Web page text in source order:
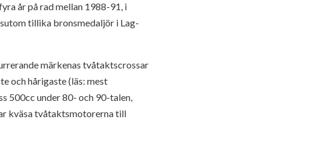
år på rad mellan 1988-91, i
tillika bronsmedaljör i Lag-
märkenas tvåtaktscrossar
och hårigaste (läs: mest
500cc under 80- och 90-talen,
kväsa tvåtaktsmotorerna till